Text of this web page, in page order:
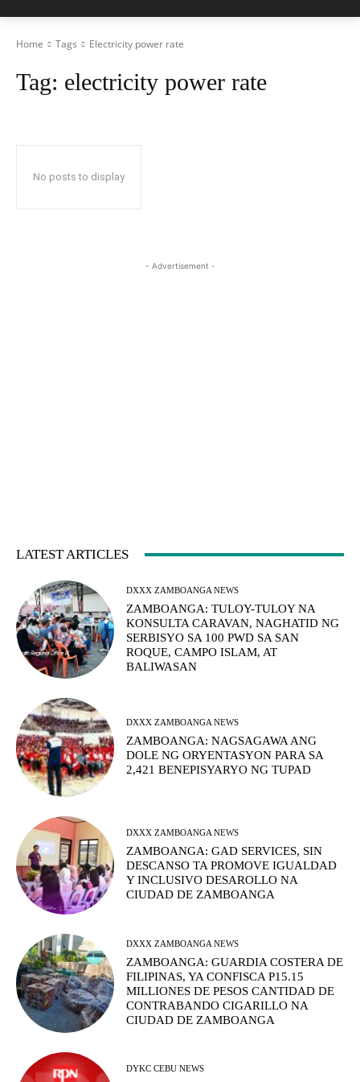
Home Tags Electricity power rate
Tag: electricity power rate
No posts to display
- Advertisement -
LATEST ARTICLES
DXXX ZAMBOANGA NEWS
ZAMBOANGA: TULOY-TULOY NA
KONSULTA CARAVAN, NAGHATID NG
SERBISYO SA 100 PWD SA SAN
ROQUE, CAMPO ISLAM, AT
BALIWASAN
DXXX ZAMBOANGA NEWS
ZAMBOANGA: NAGSAGAWA ANG
DOLE NG ORYENTASYON PARA SA
2,421 BENEPISYARYO NG TUPAD
DXXX ZAMBOANGA NEWS
ZAMBOANGA: GAD SERVICES, SIN
DESCANSO TA PROMOVE IGUALDAD
Y INCLUSIVO DESAROLLO NA
CIUDAD DE ZAMBOANGA
DXXX ZAMBOANGA NEWS
ZAMBOANGA: GUARDIA COSTERA DE
FILIPINAS, YA CONFISCA P15.15
MILLIONES DE PESOS CANTIDAD DE
CONTRABANDO CIGARILLO NA
CIUDAD DE ZAMBOANGA
DYKC CEBU NEWS